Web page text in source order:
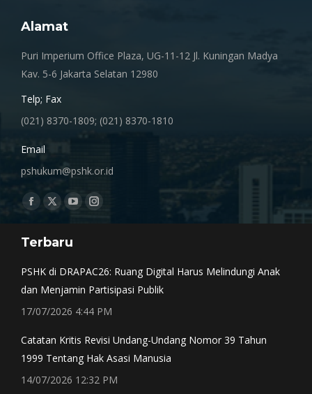
Alamat
Puri Imperium Office Plaza, UG-11-12 Jl. Kuningan Madya
Kav. 5-6 Jakarta Selatan 12980
Telp; Fax
(021) 8370-1809; (021) 8370-1810
Email
pshukum@pshk.or.id
Find us on:
Facebook
opens
window
X
opens
window
YouTube
opens
Instagram
window
Terbaru
PSHK di DRAPAC26: Ruang Digital Harus Melindungi Anak
dan Menjamin Partisipasi Publik
17/07/2026 4:44 PM
Catatan Kritis Revisi Undang-Undang Nomor 39 Tahun
1999 Tentang Hak Asasi Manusia
14/07/2026 12:32 PM